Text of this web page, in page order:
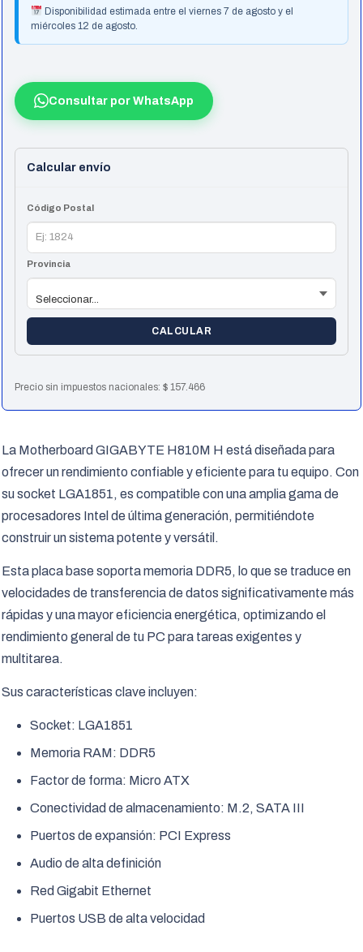
Lga1851
Ddr5
Disponibilidad estimada entre el viernes 7 de agosto y el
miércoles 12 de agosto.
Consultar por WhatsApp
Calcular envío
Código Postal
Provincia
CALCULAR
Precio sin impuestos nacionales:$ 157.466
La Motherboard GIGABYTE H810M H está diseñada para
ofrecer un rendimiento confiable y eficiente para tu equipo. Con
su socket LGA1851, es compatible con una amplia gama de
procesadores Intel de última generación, permitiéndote
construir un sistema potente y versátil.
Esta placa base soporta memoria DDR5, lo que se traduce en
velocidades de transferencia de datos significativamente más
rápidas y una mayor eficiencia energética, optimizando el
rendimiento general de tu PC para tareas exigentes y
multitarea.
Sus características clave incluyen:
Socket: LGA1851
Memoria RAM: DDR5
Factor de forma: Micro ATX
Conectividad de almacenamiento: M.2, SATA III
Puertos de expansión: PCI Express
Audio de alta definición
Red Gigabit Ethernet
Puertos USB de alta velocidad